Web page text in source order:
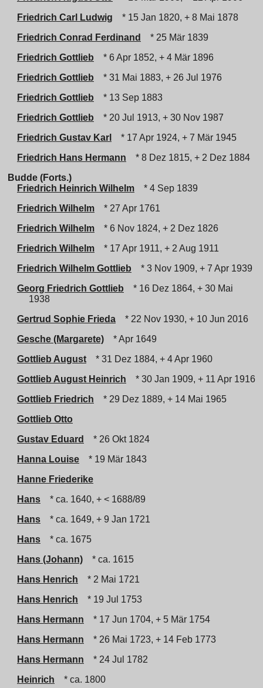
Friedrich Carl Ludwig
* 15 Jan 1820, + 8 Mai 1878
Friedrich Conrad Ferdinand
* 25 Mär 1839
Friedrich Gottlieb
* 6 Apr 1852, + 4 Mär 1896
Friedrich Gottlieb
* 31 Mai 1883, + 26 Jul 1976
Friedrich Gottlieb
* 13 Sep 1883
Friedrich Gottlieb
* 20 Jul 1913, + 30 Nov 1987
Friedrich Gustav Karl
* 17 Apr 1924, + 7 Mär 1945
Friedrich Hans Hermann
* 8 Dez 1815, + 2 Dez 1884
Budde (Forts.)
Friedrich Heinrich Wilhelm
* 4 Sep 1839
Friedrich Wilhelm
* 27 Apr 1761
Friedrich Wilhelm
* 6 Nov 1824, + 2 Dez 1826
Friedrich Wilhelm
* 17 Apr 1911, + 2 Aug 1911
Friedrich Wilhelm Gottlieb
* 3 Nov 1909, + 7 Apr 1939
Georg Friedrich Gottlieb
* 16 Dez 1864, + 30 Mai
1938
Gertrud Sophie Frieda
* 22 Nov 1930, + 10 Jun 2016
Gesche (Margarete)
* Apr 1649
Gottlieb August
* 31 Dez 1884, + 4 Apr 1960
Gottlieb August Heinrich
* 30 Jan 1909, + 11 Apr 1916
Gottlieb Friedrich
* 29 Dez 1889, + 14 Mai 1965
Gottlieb Otto
Gustav Eduard
* 26 Okt 1824
Hanna Louise
* 19 Mär 1843
Hanne Friederike
Hans
* ca. 1640, + < 1688/89
Hans
* ca. 1649, + 9 Jan 1721
Hans
* ca. 1675
Hans (Johann)
* ca. 1615
Hans Henrich
* 2 Mai 1721
Hans Henrich
* 19 Jul 1753
Hans Hermann
* 17 Jun 1704, + 5 Mär 1754
Hans Hermann
* 26 Mai 1723, + 14 Feb 1773
Hans Hermann
* 24 Jul 1782
Heinrich
* ca. 1800